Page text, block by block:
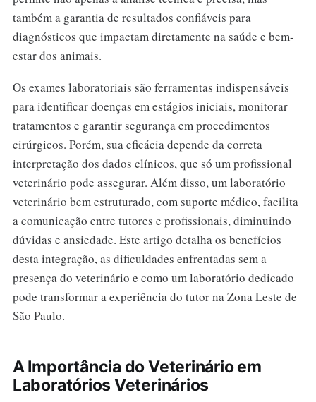
também a garantia de resultados confiáveis para
diagnósticos que impactam diretamente na saúde e bem-
estar dos animais.
Os exames laboratoriais são ferramentas indispensáveis
para identificar doenças em estágios iniciais, monitorar
tratamentos e garantir segurança em procedimentos
cirúrgicos. Porém, sua eficácia depende da correta
interpretação dos dados clínicos, que só um profissional
veterinário pode assegurar. Além disso, um laboratório
veterinário bem estruturado, com suporte médico, facilita
a comunicação entre tutores e profissionais, diminuindo
dúvidas e ansiedade. Este artigo detalha os benefícios
desta integração, as dificuldades enfrentadas sem a
presença do veterinário e como um laboratório dedicado
pode transformar a experiência do tutor na Zona Leste de
São Paulo.
A Importância do Veterinário em
Laboratórios Veterinários